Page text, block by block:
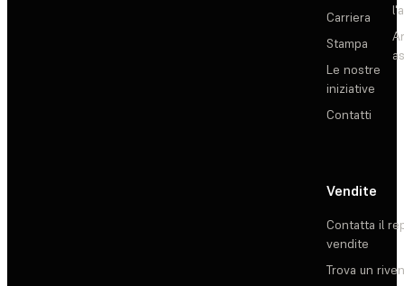
Carriera
Stampa
Le nostre
iniziative
Contatti
Vendite
Contatta il
vendite
Trova un